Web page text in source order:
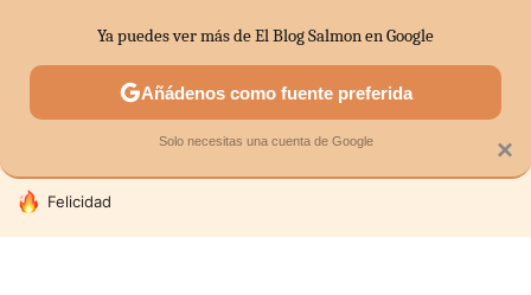
SECTORES ECONOMÍA DOMÉSTICA MERCADOS
HOY SE HABLA DE
Felicidad
×
Ya puedes ver más de El Blog Salmon en Google
Añádenos como fuente preferida
Solo necesitas una cuenta de Google